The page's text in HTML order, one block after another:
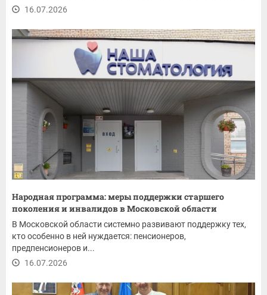
16.07.2026
Народная программа: меры поддержки старшего
поколения и инвалидов в Московской области
В Московской области системно развивают поддержку тех,
кто особенно в ней нуждается: пенсионеров,
предпенсионеров и...
16.07.2026